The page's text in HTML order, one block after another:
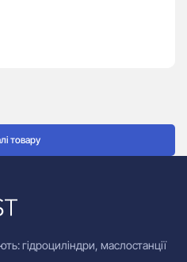
товару
гідроциліндри, маслостанції